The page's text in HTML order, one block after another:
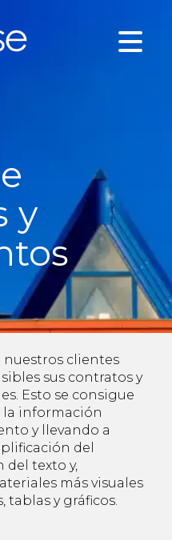
y
nuestros clientes
sus contratos y
Esto se consigue
la información
y llevando a
del
del texto y,
más visuales
tablas y gráficos.